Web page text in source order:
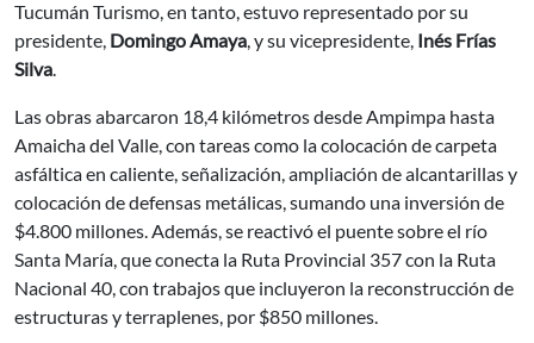
Tucumán Turismo, en tanto, estuvo representado por su
presidente, Domingo Amaya, y su vicepresidente, Inés Frías
Silva.
Las obras abarcaron 18,4 kilómetros desde Ampimpa hasta
Amaicha del Valle, con tareas como la colocación de carpeta
asfáltica en caliente, señalización, ampliación de alcantarillas y
colocación de defensas metálicas, sumando una inversión de
$4.800 millones. Además, se reactivó el puente sobre el río
Santa María, que conecta la Ruta Provincial 357 con la Ruta
Nacional 40, con trabajos que incluyeron la reconstrucción de
estructuras y terraplenes, por $850 millones.